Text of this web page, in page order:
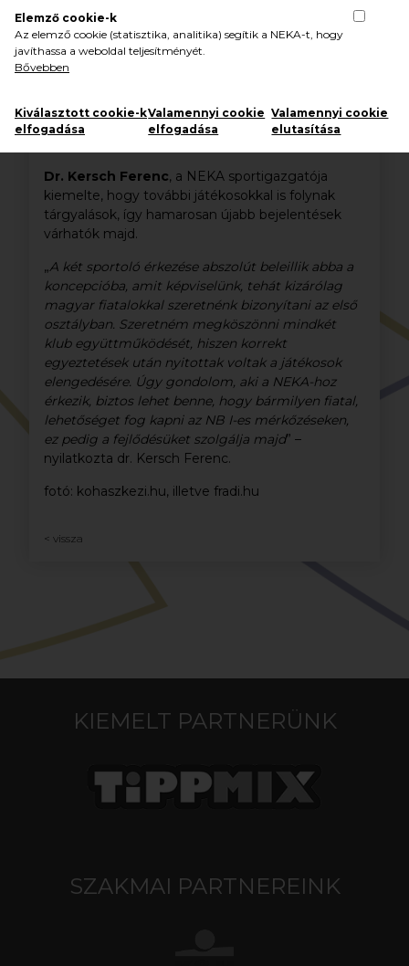
jól ismerem. Szeretném megtapasztalni az NB I-
es mezőny légkörét és minél többet fejlődni a
céljaim eléréséhez. Bohus Beával szeretek
dolgozni, tudom, hogy mindig mindent megtesz
Izgatottan várom a felkészülést és az új
kihívásokat” – mondta el az FTC-től érkező Gém
Dr. Kersch Ferenc, a NEKA sportigazgatója
kiemelte, hogy további játékosokkal is folynak
tárgyalások, így hamarosan újabb bejelentések
várhatók majd.
„A két sportoló érkezése abszolút beleillik abba a
koncepcióba, amit képviselünk, tehát kizárólag
magyar fiatalokkal szeretnénk bizonyítani az első
osztályban. Szeretném megköszönni mindkét
klub együttműködését, hiszen korrekt
egyeztetések után nyitottak voltak a játékosok
elengedésére. Úgy gondolom, aki a NEKA-hoz
érkezik, biztos lehet benne, hogy bármilyen fiatal,
lehetőséget fog kapni az NB I-es mérkőzéseken,
ez pedig a fejlődésüket szolgálja majd” –
nyilatkozta dr. Kersch Ferenc.
fotó: kohaszkezi.hu, illetve fradi.hu
< vissza
KIEMELT PARTNERÜNK
SZAKMAI PARTNEREINK
Elemző cookie-k
Az elemző cookie (statisztika, analitika) segítik a NEKA-t, hogy
javíthassa a weboldal teljesítményét.
Bővebben
Kiválasztott cookie-k
elfogadása
Valamennyi cookie
elfogadása
Valamennyi cookie
elutasítása